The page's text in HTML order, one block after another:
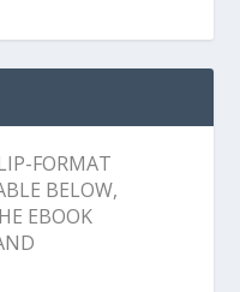
FORMAT
BELOW,
EBOOK